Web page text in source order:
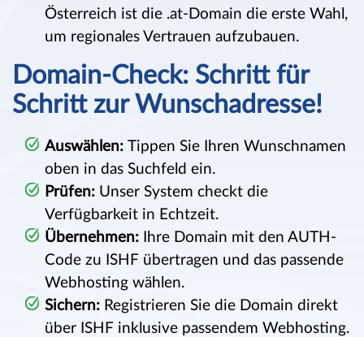
Österreich ist die .at-Domain die erste Wahl,
um regionales Vertrauen aufzubauen.
Domain-Check: Schritt für
Schritt zur Wunschadresse!
Auswählen: Tippen Sie Ihren Wunschnamen
oben in das Suchfeld ein.
Prüfen: Unser System checkt die
Verfügbarkeit in Echtzeit.
Übernehmen: Ihre Domain mit den AUTH-
Code zu ISHF übertragen und das passende
Webhosting wählen.
Sichern: Registrieren Sie die Domain direkt
über ISHF inklusive passendem Webhosting.